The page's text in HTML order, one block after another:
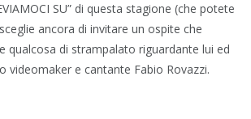
SU” di questa stagione (che potete
ancora di invitare un ospite che
qualcosa di strampalato riguardante lui ed
videomaker e cantante Fabio Rovazzi.